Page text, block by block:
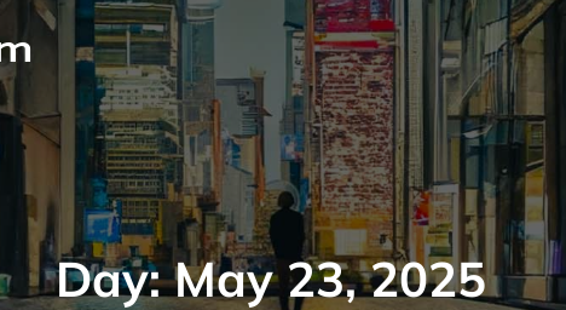
Day:May 23, 2025